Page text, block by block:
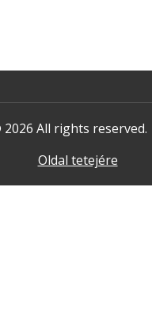
All rights reserved.
Oldal tetejére